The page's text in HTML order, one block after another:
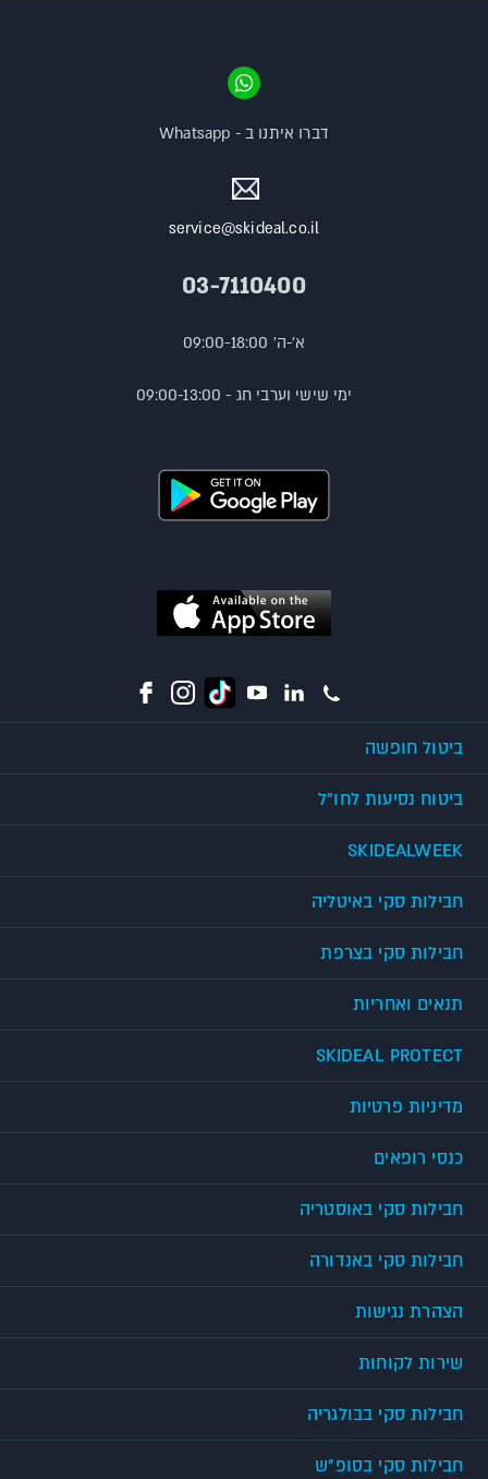
service@skideal.co.il
03-7110400
א'-ה' 09:00-18:00
ימי שישי וערבי חג - 09:00-13:00
דברו איתנו ב - Whatsapp
ביטול חופשה
ביטוח נסיעות לחו"ל
SKIDEALWEEK
חבילות סקי באיטליה
חבילות סקי בצרפת
תנאים ואחריות
SKIDEAL PROTECT
מדיניות פרטיות
כנסי רופאים
חבילות סקי באוסטריה
חבילות סקי באנדורה
הצהרת נגישות
שירות לקוחות
חבילות סקי בבולגריה
חבילות סקי בסופ"ש